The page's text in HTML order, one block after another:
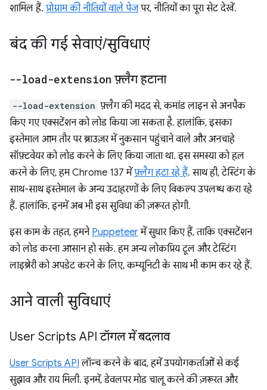
शामिल हैं. प्रोग्राम की नीतियों वाले पेजपर, नीतियों का पूरा सेट देखें.
बंद की गई सेवाएं/सुविधाएं
--load-extension फ़्लैग हटाना
--load-extension फ़्लैग की मदद से, कमांड लाइन से अनपैक
किए गए एक्सटेंशन को लोड किया जा सकता है. हालांकि, इसका
इस्तेमाल आम तौर पर ब्राउज़र में नुकसान पहुंचाने वाले और अनचाहे
सॉफ़्टवेयर को लोड करने के लिए किया जाता था. इस समस्या को हल
करने के लिए, हम Chrome 137 मेंफ़्लैग हटा रहे हैं. साथ ही, टेस्टिंग के
साथ-साथ इस्तेमाल के अन्य उदाहरणों के लिए विकल्प उपलब्ध करा रहे
हैं. हालांकि, इनमें अब भी इस सुविधा की ज़रूरत होगी.
इस काम के तहत, हमने Puppeteerमें सुधार किए हैं, ताकि एक्सटेंशन
को लोड करना आसान हो सके. हम अन्य लोकप्रिय टूल और टेस्टिंग
लाइब्रेरी को अपडेट करने के लिए, कम्यूनिटी के साथ भी काम कर रहे हैं.
आने वाली सुविधाएं
User Scripts API टॉगल में बदलाव
User Scripts API लॉन्च करने के बाद, हमें उपयोगकर्ताओं से कई
सुझाव और राय मिली. इनमें, डेवलपर मोड चालू करने की ज़रूरत और